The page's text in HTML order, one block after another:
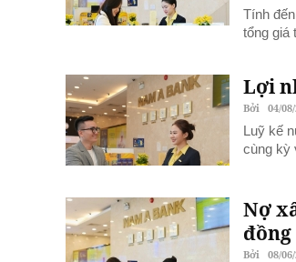
Tính
tổng giá
Lợi
Bởi 04/
Luỹ kế
cùng kỳ
Nợ
đồng
Bởi 08/